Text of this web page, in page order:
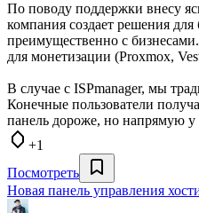
По поводу поддержки внесу
компания создает решения
преимущественно с
для монетизации (Proxmox,
В случае с ISPmanager, мы
Конечные пользователи
панель дороже, но напрямую у
+1
Посмотреть
Новая панель управления